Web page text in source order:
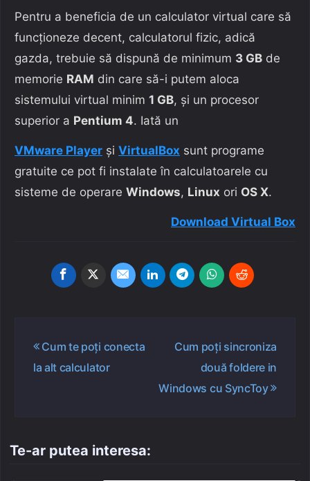
Pentru a beneficia de un calculator virtual care să
funcționeze decent, calculatorul fizic, adică
gazda, trebuie să dispună de minimum 3 GB de
memorie RAM din care să-i putem aloca
sistemului virtual minim 1 GB, și un procesor
superior a Pentium 4. Iată un
VMware Player și VirtualBox sunt programe
gratuite ce pot fi instalate în calculatoarele cu
sisteme de operare Windows, Linux ori OS X.
Download Virtual Box
Navigare
articole
Cum te poți conecta
la alt calculator
Cum poți sincroniza
două foldere in
Windows cu SyncToy
Te-ar putea interesa: